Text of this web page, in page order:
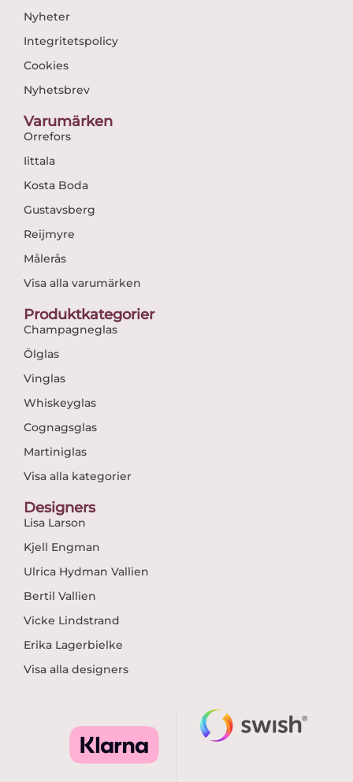
Nyheter
Integritetspolicy
Cookies
Nyhetsbrev
Varumärken
Orrefors
Iittala
Kosta Boda
Gustavsberg
Reijmyre
Målerås
Visa alla varumärken
Produktkategorier
Champagneglas
Ölglas
Vinglas
Whiskeyglas
Cognagsglas
Martiniglas
Visa alla kategorier
Designers
Lisa Larson
Kjell Engman
Ulrica Hydman Vallien
Bertil Vallien
Vicke Lindstrand
Erika Lagerbielke
Visa alla designers